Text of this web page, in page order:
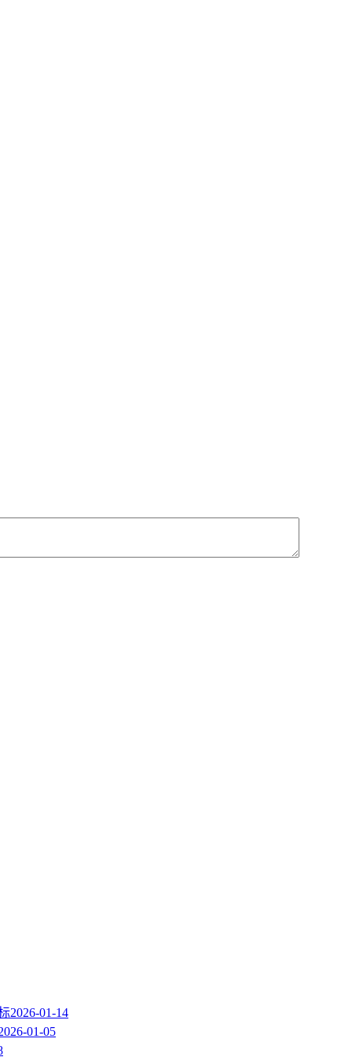
2026-01-14
01-05